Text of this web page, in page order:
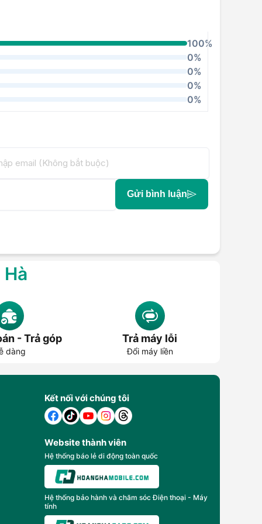
100%
0%
0%
0%
0%
Gửi bình luận
- Trả góp
dàng
Trả máy lỗi
Đổi máy liền
Kết nối với chúng tôi
Website thành viên
Hệ thống báo lẻ di động toàn quốc
Hệ thống bảo hành và chăm sóc Điện thoại - Máy
tính